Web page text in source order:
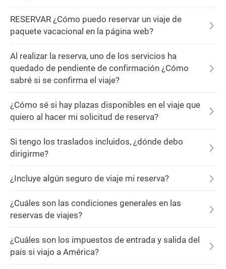
RESERVAR ¿Cómo puedo reservar un viaje de
paquete vacacional en la página web?
Al realizar la reserva, uno de los servicios ha
quedado de pendiente de confirmación ¿Cómo
sabré si se confirma el viaje?
¿Cómo sé si hay plazas disponibles en el viaje que
quiero al hacer mi solicitud de reserva?
Si tengo los traslados incluidos, ¿dónde debo
dirigirme?
¿Incluye algún seguro de viaje mi reserva?
¿Cuáles son las condiciones generales en las
reservas de viajes?
¿Cuáles son los impuestos de entrada y salida del
país si viajo a América?